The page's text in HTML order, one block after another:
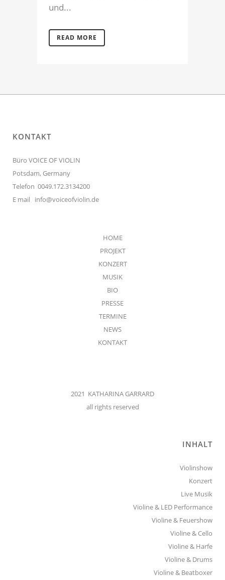
und...
READ MORE
KONTAKT
Büro VOICE OF VIOLIN
Potsdam, Germany
Telefon 0049.172.3134200
E mail info@voiceofviolin.de
HOME
PROJEKT
KONZERT
MUSIK
BIO
PRESSE
TERMINE
NEWS
KONTAKT
2021 KATHARINA GARRARD
all rights reserved
INHALT
Violinshow
Konzert
Live Musik
Violine & LED Performance
Violine & Feuershow
Violine & Cello
Violine & Harfe
Violine & Drums
Violine & Beatboxer